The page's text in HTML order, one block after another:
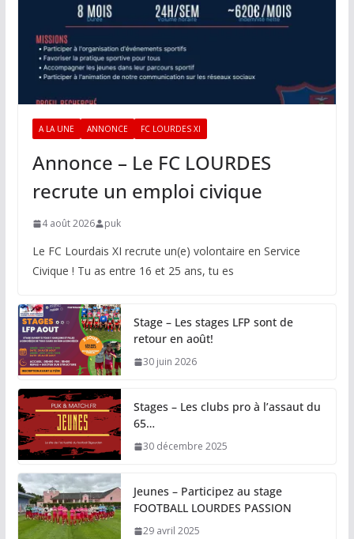
A LA UNE ANNONCE FC LOURDES XI
Annonce – Le FC LOURDES
recrute un emploi civique
4 août 2026 puk
Le FC Lourdais XI recrute un(e) volontaire en Service
Civique ! Tu as entre 16 et 25 ans, tu es
Stage – Les stages LFP sont de
retour en août!
30 juin 2026
Stages – Les clubs pro à l’assaut du
65…
30 décembre 2025
Jeunes – Participez au stage
FOOTBALL LOURDES PASSION
29 avril 2025